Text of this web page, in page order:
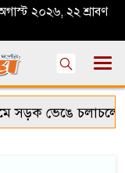
২০২৬, ২২ শ্রাবণ
সড়ক ভেঙে চলাচলে